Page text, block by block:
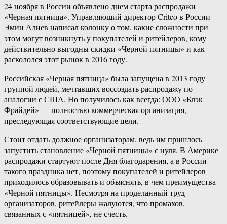
24 ноября в России объявлено днем старта распродажи
«Черная пятница». Управляющий директор Criteo в России
Эмин Алиев написал колонку о том, какие сложности при
этом могут возникнуть у покупателей и ритейлеров, кому
действительно выгодны скидки «Черной пятницы» и как
раскололся этот рынок в 2016 году.
Российская «Черная пятница» была запущена в 2013 году
группой людей, мечтавших воссоздать распродажу по
аналогии с США. Но получилось как всегда: ООО «Блэк
Фрайдей» — полностью коммерческая организация,
преследующая соответствующие цели.
Стоит отдать должное организаторам, ведь им пришлось
запустить становление «Черной пятницы» с нуля. В Америке
распродажи стартуют после Дня благодарения, а в России
такого праздника нет, поэтому покупателей и ритейлеров
приходилось образовывать и объяснять, в чем преимущества
«Черной пятницы». Несмотря на проделанный труд
организаторов, ритейлеры жалуются, что промахов,
связанных с «пятницей», не счесть.